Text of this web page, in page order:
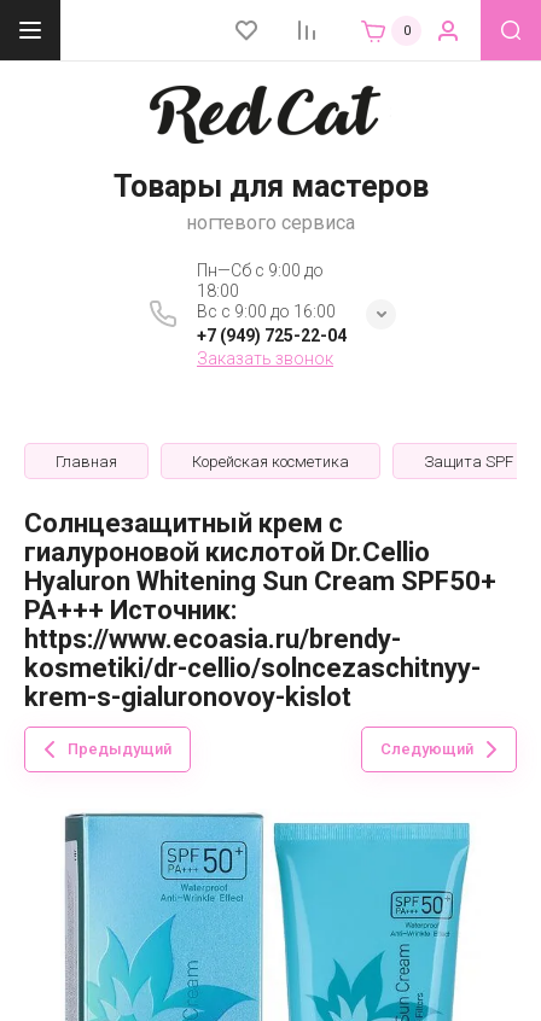
0
Товары для мастеров
ногтевого сервиса
Пн—Сб с 9:00 до
18:00
Вс с 9:00 до 16:00
+7 (949) 725-22-04
Заказать звонок
Главная Корейская косметика Защита SPF
Солнцезащитный крем с
гиалуроновой кислотой Dr.Cellio
Hyaluron Whitening Sun Cream SPF50+
PA+++ Источник:
https://www.ecoasia.ru/brendy-
kosmetiki/dr-cellio/solncezaschitnyy-
krem-s-gialuronovoy-kislot
Предыдущий Следующий